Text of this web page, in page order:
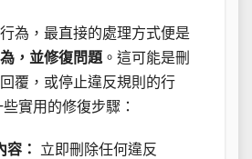
為，最直接的處理方式便是
，並修復問題。這可能是刪
覆，或停止違反規則的行
實用的修復步驟：
容：
立即刪除任何違反